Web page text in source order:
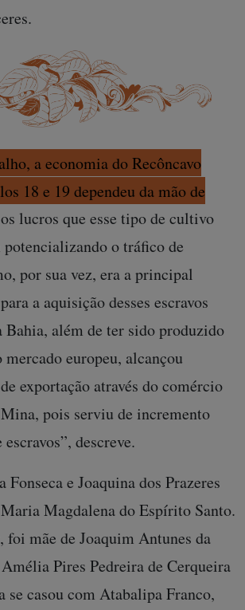
a economia do Recôncavo
18 e 19 dependeu da mão de
lucros que esse tipo de cultivo
potencializando o tráfico de
por sua vez, era a principal
a aquisição desses escravos
além de ter sido produzido
mercado europeu, alcançou
exportação através do comércio
pois serviu de incremento
descreve.
Fonseca e Joaquina dos Prazeres
Magdalena do Espírito Santo.
foi mãe de Joaquim Antunes da
Pires Pedreira de Cerqueira
casou com Atabalipa Franco,